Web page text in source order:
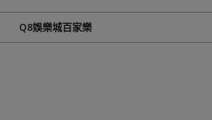
Q8娛樂城百家樂